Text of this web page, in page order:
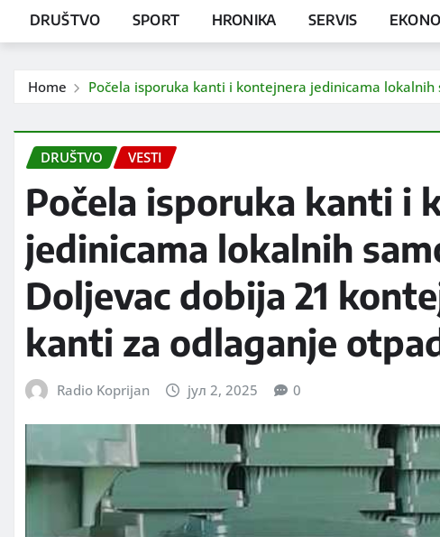
DRUŠTVO SPORT HRONIKA SERVIS
Home Počela isporuka kanti i kontejnera jedinicama
DRUŠTVO VESTI
Počela isporuka kanti i
jedinicama lokalnih
Doljevac dobija 21
kanti za odlaganje
Radio Koprijan јул 2, 2025 0